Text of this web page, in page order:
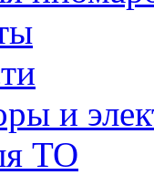
и
ТО